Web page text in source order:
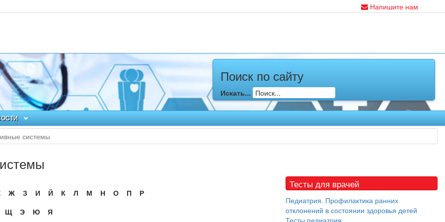
Напишите нам
Поиск по сайту
Искать...
системы
Ж З И Й К Л М Н О П
Р
Щ Э Ю Я
Тесты для врачей
Педиатрия. Профилактика ранних
отклонений в состоянии здоровья детей
Тесты педиатрия